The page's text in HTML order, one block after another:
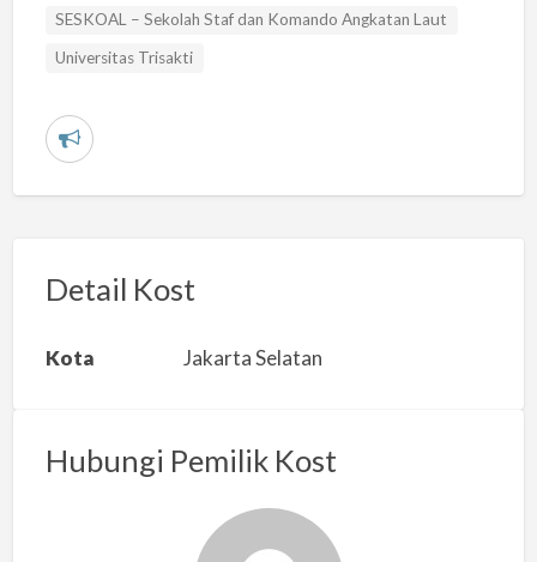
SESKOAL – Sekolah Staf dan Komando Angkatan Laut
Universitas Trisakti
L
r
a
s
Detail Kost
Kota Jakarta Selatan
Hubungi Pemilik Kost